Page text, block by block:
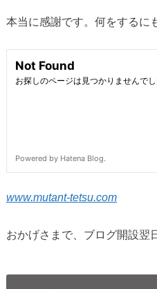
本当に感謝です。何をするに
www.mutant-tetsu.com
おかげさまで、ブログ開設翌